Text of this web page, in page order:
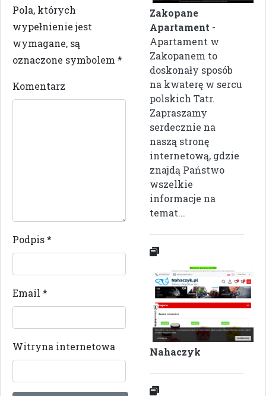
Pola, których
wypełnienie jest
wymagane, są
oznaczone symbolem *
Komentarz
Podpis*
Email *
Witryna internetowa
Zakopane
Apartament -
Apartament w
Zakopanem to
doskonały sposób
na kwaterę w sercu
polskich Tatr.
Zapraszamy
serdecznie na
naszą stronę
internetową, gdzie
znajdą Państwo
wszelkie
informacje na
temat...
Nahaczyk